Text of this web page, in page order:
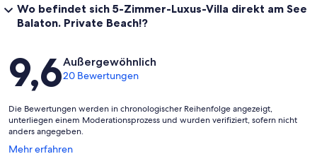
Wo befindet sich 5-Zimmer-Luxus-Villa direkt am See
Balaton. Private Beach!?
Bewertungen
9,6Außergewöhnlich
20 Bewertungen
Die Bewertungen werden in chronologischer Reihenfolge angezeigt,
unterliegen einem Moderationsprozess und wurden verifiziert, sofern nicht
anders angegeben.
Mehr erfahren
Wird